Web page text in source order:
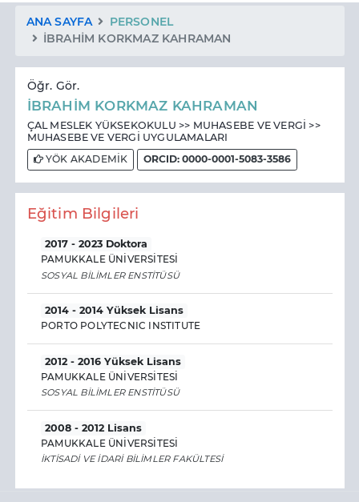
ANA SAYFA
PERSONEL
İBRAHİM KORKMAZ KAHRAMAN
Öğr. Gör.
İBRAHİM KORKMAZ KAHRAMAN
ÇAL MESLEK YÜKSEKOKULU >> MUHASEBE VE VERGİ >>
MUHASEBE VE VERGİ UYGULAMALARI
YÖK AKADEMİK
ORCID: 0000-0001-5083-3586
Eğitim Bilgileri
2017 - 2023 Doktora
PAMUKKALE ÜNİVERSİTESİ
SOSYAL BİLİMLER ENSTİTÜSÜ
2014 - 2014 Yüksek Lisans
PORTO POLYTECNIC INSTITUTE
2012 - 2016 Yüksek Lisans
PAMUKKALE ÜNİVERSİTESİ
SOSYAL BİLİMLER ENSTİTÜSÜ
2008 - 2012 Lisans
PAMUKKALE ÜNİVERSİTESİ
İKTİSADİ VE İDARİ BİLİMLER FAKÜLTESİ